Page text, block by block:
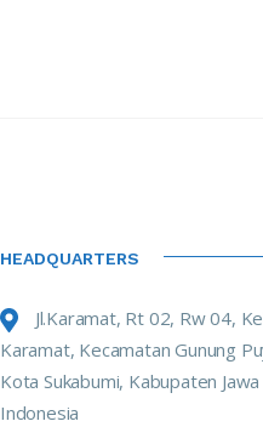
HEADQUARTERS
Jl.Karamat, Rt 02, Rw 04,
Karamat, Kecamatan Gunung
Kota Sukabumi, Kabupaten
Indonesia